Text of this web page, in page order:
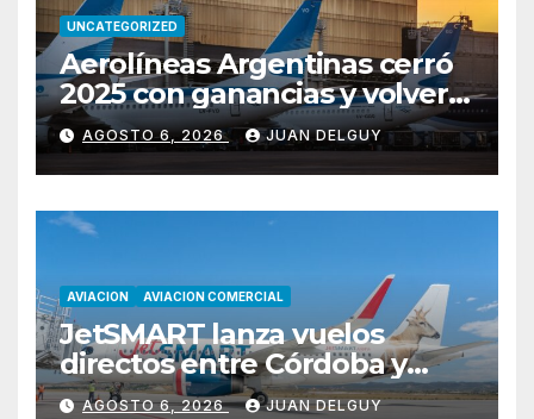
UNCATEGORIZED
Aerolíneas Argentinas cerró
2025 con ganancias y volverá
a pagar impuesto a las
ganancias
AGOSTO 6, 2026 JUAN DELGUY
AVIACION AVIACION COMERCIAL
JetSMART lanza vuelos
directos entre Córdoba y
Florianópolis
AGOSTO 6, 2026 JUAN DELGUY